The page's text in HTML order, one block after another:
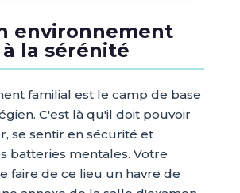
environnement
la sérénité
familial est le camp de base
C'est là qu'il doit pouvoir
se sentir en sécurité et
batteries mentales. Votre
faire de ce lieu un havre de